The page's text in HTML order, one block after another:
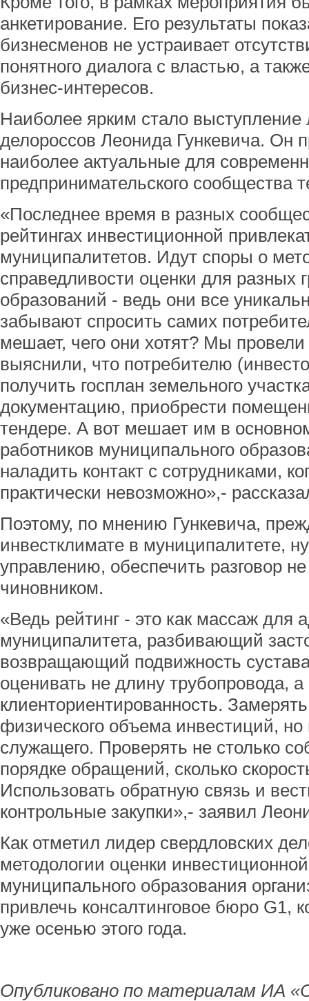
анкетирование. Его результаты
бизнесменов не устраивает
понятного диалога с властью, а
бизнес-интересов.
Наиболее ярким стало выступление
делороссов Леонида Гункевича. Он
наиболее актуальные для
предпринимательского сообщества
«Последнее время в разных
рейтингах инвестиционной
муниципалитетов. Идут споры о
справедливости оценки для разных
образований - ведь они все
забывают спросить самих
мешает, чего они хотят? Мы
выяснили, что потребителю
получить госплан земельного
документацию, приобрести
тендере. А вот мешает им в
работников муниципального
наладить контакт с сотрудниками,
практически невозможно»,-
Поэтому, по мнению Гункевича,
инвестклимате в муниципалитете,
управлению, обеспечить разговор
чиновником.
«Ведь рейтинг - это как массаж для
муниципалитета, разбивающий
возвращающий подвижность
оценивать не длину трубопровода, а
клиенториентированность.
физического объема инвестиций,
служащего. Проверять не столько
порядке обращений, сколько
Использовать обратную связь и
контрольные закупки»,- заявил
Как отметил лидер свердловских
методологии оценки
муниципального образования
привлечь консалтинговое бюро G1,
уже осенью этого года.
Опубликовано по материалам ИА